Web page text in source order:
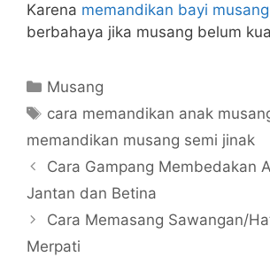
Karena memandikan bayi musang
berbahaya jika musang belum
Categories
Musang
Tags
cara memandikan anak
memandikan musang semi jinak
Cara Gampang Membedakan
Jantan dan Betina
Cara Memasang Sawangan/
Merpati